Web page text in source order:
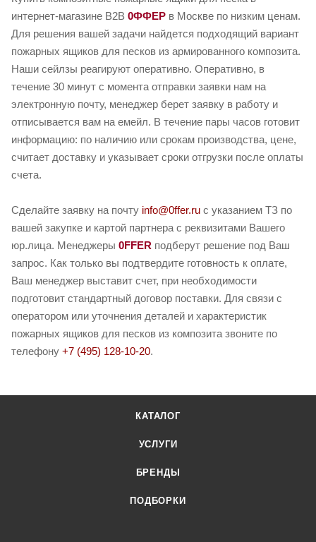
интернет-магазине B2B 0ФФЕР в Москве по низким ценам.
Для решения вашей задачи найдется подходящий вариант
пожарных ящиков для песков из армированного композита.
Наши сейлзы реагируют оперативно. Оперативно, в
течение 30 минут с момента отправки заявки нам на
электронную почту, менеджер берет заявку в работу и
отписывается вам на емейл. В течение пары часов готовит
информацию: по наличию или срокам производства, цене,
считает доставку и указывает сроки отгрузки после оплаты
счета.
Сделайте заявку на почту info@0ffer.ru с указанием ТЗ по
вашей закупке и картой партнера с реквизитами Вашего
юр.лица. Менеджеры 0FFER подберут решение под Ваш
запрос. Как только вы подтвердите готовность к оплате,
Ваш менеджер выставит счет, при необходимости
подготовит стандартный договор поставки. Для связи с
оператором или уточнения деталей и характеристик
пожарных ящиков для песков из композита звоните по
телефону +7 (495) 128-10-20.
КАТАЛОГ
УСЛУГИ
БРЕНДЫ
ПОДБОРКИ